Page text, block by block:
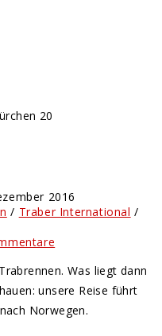
2016
/ Traber International /
Was liegt dann
unsere Reise führt
Norwegen.